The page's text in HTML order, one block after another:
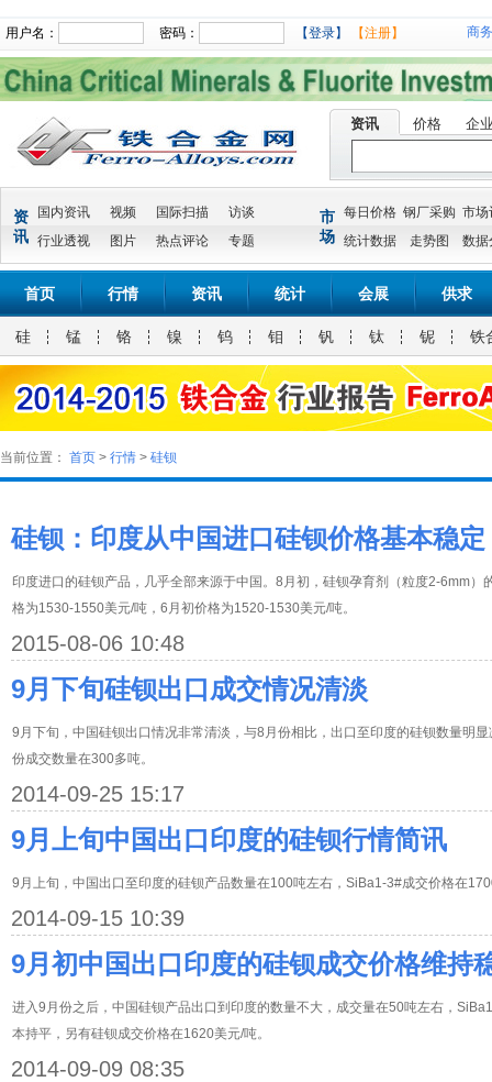
用户名： 密码： 【登录】 【注册】 商
资讯 价格 企
资
讯
国内资讯 视频 国际扫描
访谈
行业透视
图片 热点评论 专题
市
场
每日价格 钢厂采购 市场
统计数据
走势图 数据
首页 行情 资讯 统计 会展 供求
硅 锰 铬 镍 钨 钼 钒 钛 铌 铁
当前位置： 首页 > 行情 > 硅钡
硅钡：印度从中国进口硅钡价格基本稳定
印度进口的硅钡产品，几乎全部来源于中国。8月初，硅钡孕育剂（粒度2-6mm
格为1530-1550美元/吨，6月初价格为1520-1530美元/吨。
2015-08-06 10:48
9月下旬硅钡出口成交情况清淡
9月下旬，中国硅钡出口情况非常清淡，与8月份相比，出口至印度的硅钡数量明
份成交数量在300多吨。
2014-09-25 15:17
9月上旬中国出口印度的硅钡行情简讯
9月上旬，中国出口至印度的硅钡产品数量在100吨左右，SiBa1-3#成交价格在
2014-09-15 10:39
9月初中国出口印度的硅钡成交价格维持
进入9月份之后，中国硅钡产品出口到印度的数量不大，成交量在50吨左右，
本持平，另有硅钡成交价格在1620美元/吨。
2014-09-09 08:35